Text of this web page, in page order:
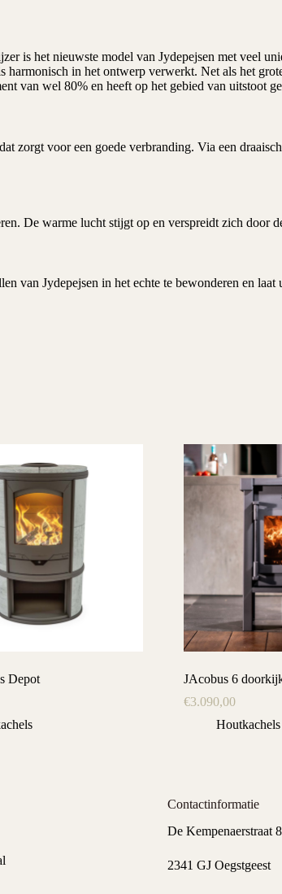
is het nieuwste model van Jydepejsen met veel
in het ontwerp verwerkt. Net als het
van wel 80% en heeft op het gebied van uitstoot
zorgt voor een goede verbranding. Via een
De warme lucht stijgt op en verspreidt zich door
van Jydepejsen in het echte te bewonderen en laat
Depot
JAcobus 6
€3.090,00
Houtkachels
Contactinformatie
De Kempenaerstraat
2341 GJ Oegstgeest